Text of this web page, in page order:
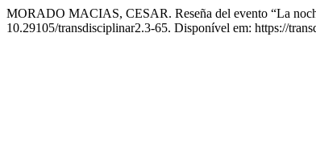
MORADO MACIAS, CESAR. Reseña del evento “La
10.29105/transdisciplinar2.3-65. Disponível em: https://